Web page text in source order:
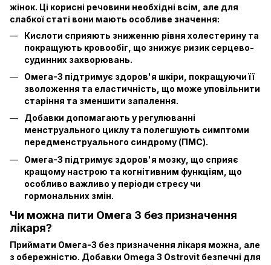
жінок. Ці корисні речовини необхідні всім, але для
слабкої статі вони мають особливе значення:
Кислоти сприяють зниженню рівня холестерину та
покращують кровообіг, що знижує ризик серцево-
судинних захворювань.
Омега-3 підтримує здоров'я шкіри, покращуючи її
зволоження та еластичність, що може уповільнити
старіння та зменшити запалення.
Добавки допомагають у регулюванні
менструального циклу та полегшують симптоми
передменструального синдрому (ПМС).
Омега-3 підтримує здоров'я мозку, що сприяє
кращому настрою та когнітивним функціям, що
особливо важливо у періоди стресу чи
гормональних змін.
Чи можна пити Oмега 3 без призначення
лікаря?
Приймати Омега-3 без призначення лікаря можна, але
з обережністю. Добавки Omega 3 Ostrovit безпечні для